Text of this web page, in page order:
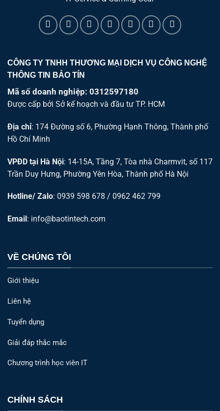
CÔNG TY TNHH THƯƠNG MẠI DỊCH VỤ CÔNG NGHỆ
THÔNG TIN BẢO TÍN
Mã số doanh nghiệp: 0312597180
Được cấp bởi Sở kế hoạch và đầu tư TP. HCM
Địa chỉ: 174 Đường số 6, Phường Hạnh Thông, Thành phố
Hồ Chí Minh
VPĐD tại Hà Nội: 14-15A, Tầng 7, Tòa nhà Charmvit, số 117
Trần Duy Hưng, Phường Yên Hòa, Thành phố Hà Nội
Hotline/ Zalo: 0939 598 678 / 0962 462 799
Email: info@baotintech.com
VỀ CHÚNG TÔI
Giới thiệu
Liên hệ
Tuyển dụng
Giải đáp thắc mắc
Chương trình học viên IT
CHÍNH SÁCH